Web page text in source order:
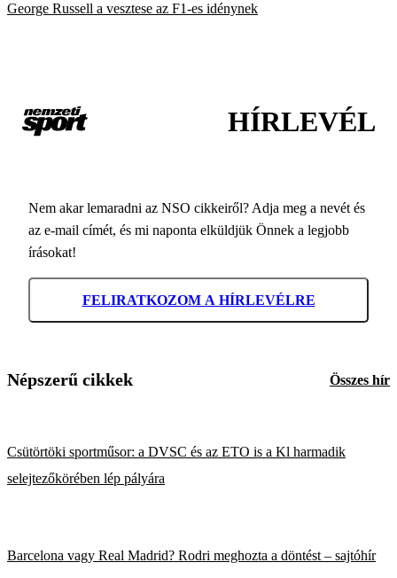
George Russell a vesztese az F1-es idénynek
HÍRLEVÉL
Nem akar lemaradni az NSO cikkeiről? Adja meg a nevét és
az e-mail címét, és mi naponta elküldjük Önnek a legjobb
írásokat!
FELIRATKOZOM A HÍRLEVÉLRE
Népszerű cikkek Összes hír
Csütörtöki sportműsor: a DVSC és az ETO is a Kl harmadik
selejtezőkörében lép pályára
Barcelona vagy Real Madrid? Rodri meghozta a döntést – sajtóhír